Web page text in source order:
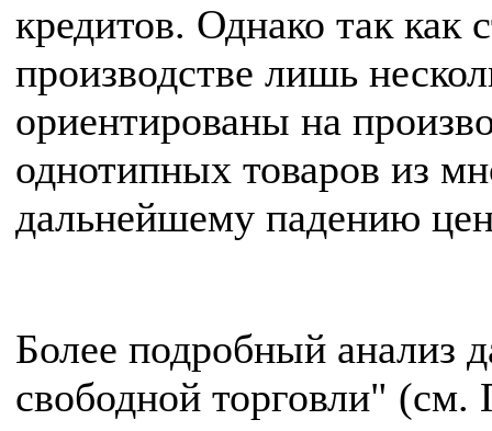
кредитов. Однако так как
производстве лишь
ориентированы на
однотипных товаров из
дальнейшему падению
Более подробный анализ
свободной торговли"